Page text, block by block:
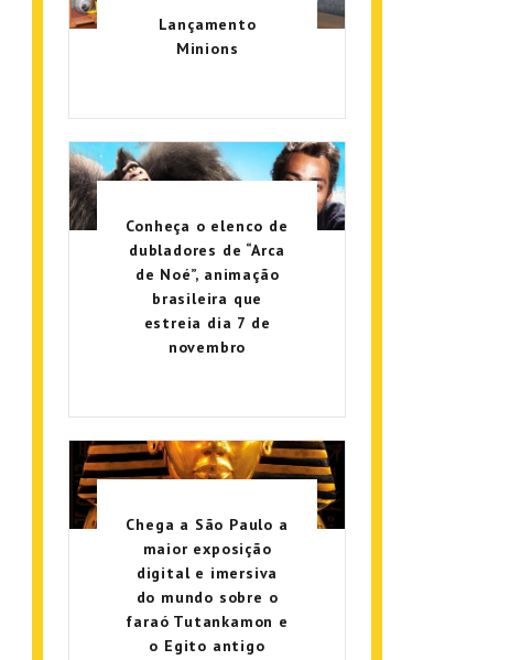
Lançamento
Minions
Conheça o elenco de
dubladores de “Arca
de Noé”, animação
brasileira que
estreia dia 7 de
novembro
Chega a São Paulo a
maior exposição
digital e imersiva
do mundo sobre o
faraó Tutankamon e
o Egito antigo